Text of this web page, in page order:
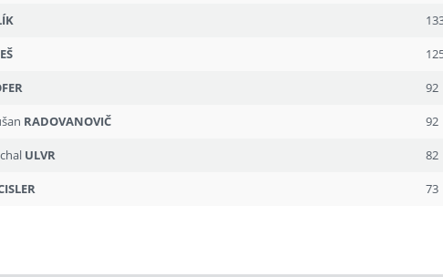
92
RADOVANOVIČ 92
ULVR 82
73